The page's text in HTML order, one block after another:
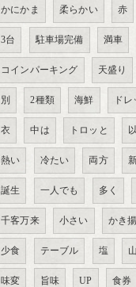
かにかま 柔らかい 赤
3台 駐車場完備 満車
コインパーキング 天盛り
別 2種類 海鮮 ド
衣 中は トロッと
熱い 冷たい 両方
誕生 一人でも 多く
千客万来 小さい かき
少食 テーブル 塩
味変 旨味 UP 食券